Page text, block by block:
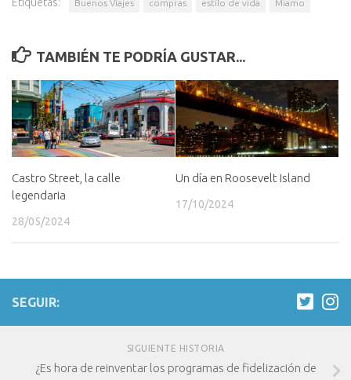
Buenos Viajes compras estilo de vida Miamo
TAMBIÉN TE PODRÍA GUSTAR...
Castro Street, la calle
legendaria
28/05/2024
Un día en Roosevelt Island
17/10/2024
SEGUIR:
SIGUIENTE HISTORIA
¿Es hora de reinventar los programas de fidelización de